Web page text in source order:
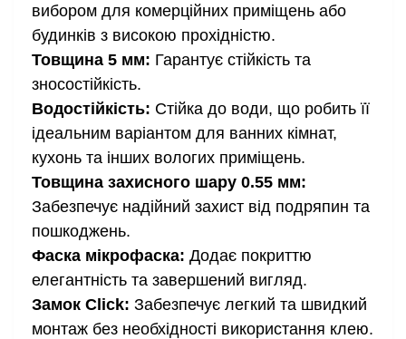
вибором для комерційних приміщень або
будинків з високою прохідністю.
Товщина 5 мм: Гарантує стійкість та
зносостійкість.
Водостійкість: Стійка до води, що робить її
ідеальним варіантом для ванних кімнат,
кухонь та інших вологих приміщень.
Товщина захисного шару 0.55 мм:
Забезпечує надійний захист від подряпин та
пошкоджень.
Фаска мікрофаска: Додає покриттю
елегантність та завершений вигляд.
Замок Click: Забезпечує легкий та швидкий
монтаж без необхідності використання клею.